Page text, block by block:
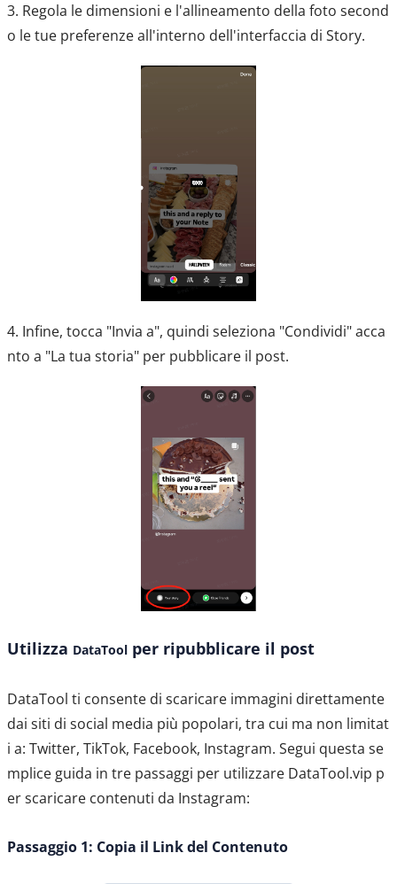
3. Regola le dimensioni e l'allineamento della foto second
o le tue preferenze all'interno dell'interfaccia di Story.
4. Infine, tocca "Invia a", quindi seleziona "Condividi" acca
nto a "La tua storia" per pubblicare il post.
Utilizza DataTool per ripubblicare il post
DataTool ti consente di scaricare immagini direttamente
dai siti di social media più popolari, tra cui ma non limitat
i a: Twitter, TikTok, Facebook, Instagram. Segui questa se
mplice guida in tre passaggi per utilizzare DataTool.vip p
er scaricare contenuti da Instagram:
Passaggio 1: Copia il Link del Contenuto